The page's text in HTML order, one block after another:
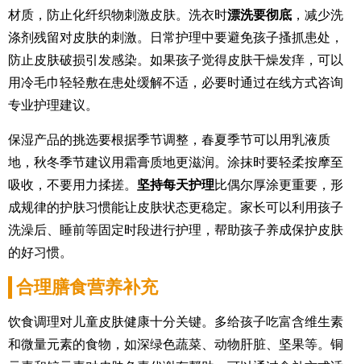
材质，防止化纤织物刺激皮肤。洗衣时漂洗要彻底 ，减少洗
涤剂残留对皮肤的刺激。日常护理中要避免孩子搔抓患处，
防止皮肤破损引发感染。如果孩子觉得皮肤干燥发痒，可以
用冷毛巾轻轻敷在患处缓解不适，必要时通过在线方式咨询
专业护理建议。
保湿产品的挑选要根据季节调整，春夏季节可以用乳液质
地，秋冬季节建议用霜膏质地更滋润。涂抹时要轻柔按摩至
吸收，不要用力揉搓。 坚持每天护理比偶尔厚涂更重要，形
成规律的护肤习惯能让皮肤状态更稳定。家长可以利用孩子
洗澡后、睡前等固定时段进行护理，帮助孩子养成保护皮肤
的好习惯。
合理膳食营养补充
饮食调理对儿童皮肤健康十分关键。多给孩子吃富含维生素
和微量元素的食物，如深绿色蔬菜、动物肝脏、坚果等。铜